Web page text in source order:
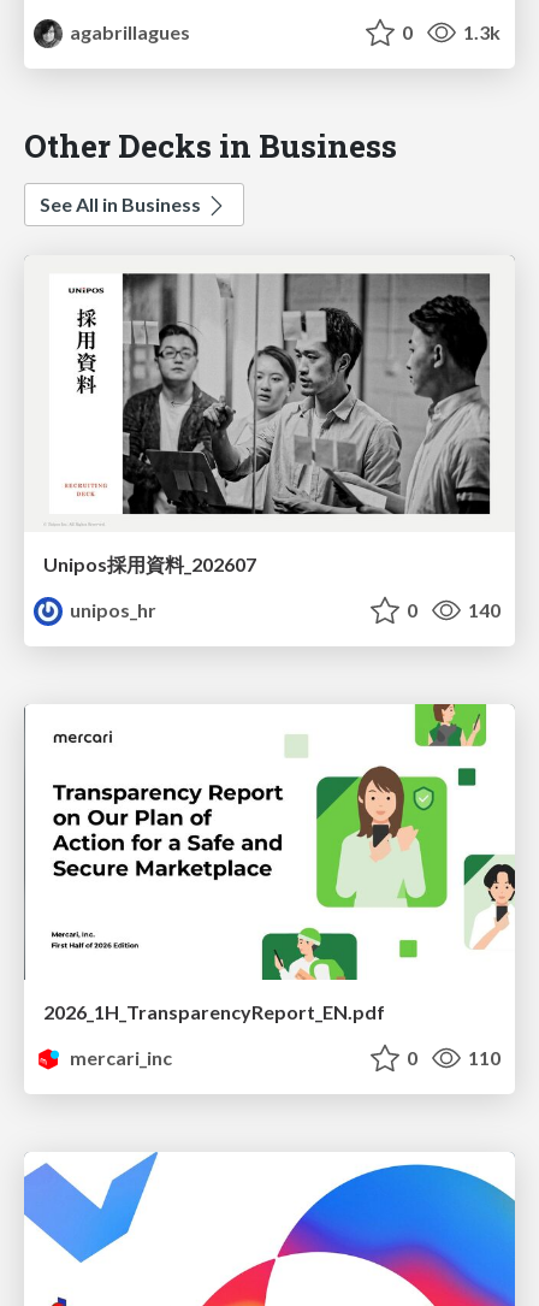
agabrillagues
0 1.3k
Other Decks in Business
See All in Business
Unipos採用資料_202607
unipos_hr
0 140
2026_1H_TransparencyReport_EN.pdf
mercari_inc
0 110